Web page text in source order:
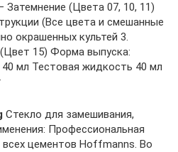
(Цвета 07, 10, 11)
(Все цвета и смешанные
окрашенных культей 3.
15) Форма выпуска:
мл Тестовая жидкость 40 мл
Стекло для замешивания,
Профессиональная
цементов Hoffmanns. Во